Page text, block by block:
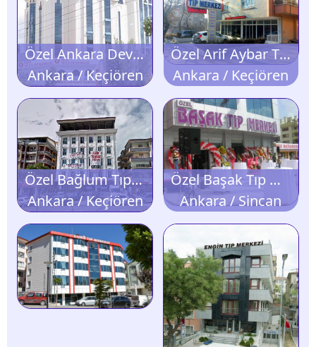
Özel Ankara Deva Tıp Merkezi
Ankara / Keçiören
Özel Arif Aybar Tıp Merkezi
Ankara / Keçiören
Özel Bağlum Tıp Merkezi
Ankara / Keçiören
Özel Başak Tıp Merkezi
Ankara / Sincan